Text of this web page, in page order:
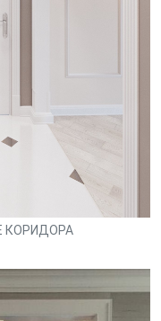
КОРИДОРА